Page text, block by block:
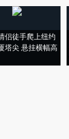
侣徒手爬上纽约
塔尖 悬挂横幅高